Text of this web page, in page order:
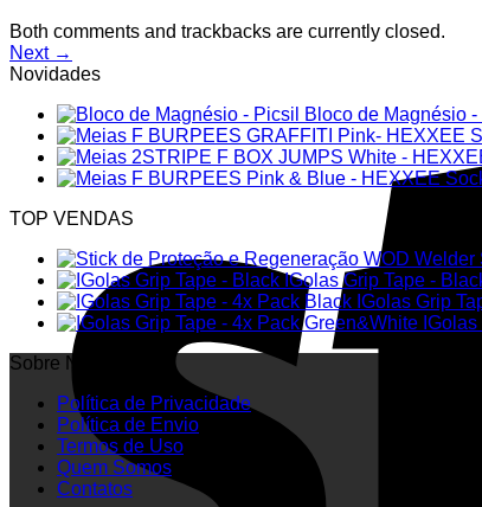
Both comments and trackbacks are currently closed.
Next →
Novidades
Bloco de Magnésio -
TOP VENDAS
IGolas Grip Tape -
IGolas Grip
Sobre Nós
Política de Privacidade
Política de Envio
Termos de Uso
Quem Somos
Contatos